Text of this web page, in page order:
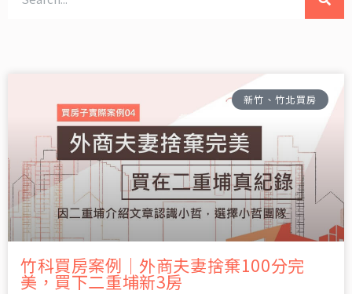
新竹、竹北買房
竹科買房案例｜外商夫妻捨棄100分完
美，買下二重埔新3房